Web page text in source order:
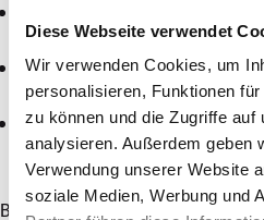
Diese Webseite verwendet
Wir verwenden Cookies, um
personalisieren, Funktionen
zu können und die Zugriffe auf
analysieren. Außerdem geben
Verwendung unserer Website
soziale Medien, Werbung und
Troisdorf und Königswinter
Samstag, 6. bis Montag, 8.
und Königswinter
Samstag, 20. Juni bis
samstags und sonntags
Königswinter/Rhöndorf
Bauschwerpunkt der im Mai